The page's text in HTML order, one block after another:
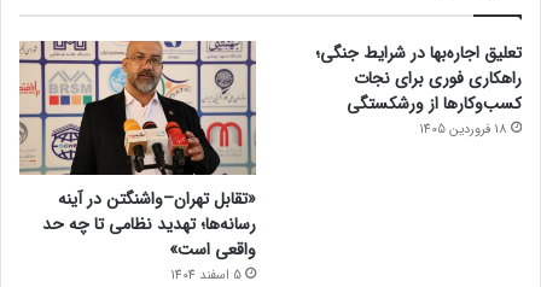
تعلیق اجاره‌بها در شرایط جنگی؛
راهکاری فوری برای نجات
کسب‌وکارها از ورشکستگی
18 فروردین 1405
«تقابل تهران–واشنگتن در آینه
رسانه‌ها؛ تهدید نظامی تا چه حد
واقعی است»
5 اسفند 1404